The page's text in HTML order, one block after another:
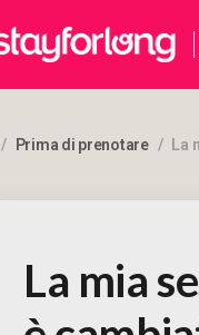
/ Prima di prenotare / La
La mia